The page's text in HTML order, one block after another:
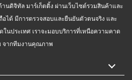
ดิจิทัล มาร์เก็ตติ้ง ผ่านเว็บไซต์รวมสินค้าและ
อได้ มีการตรวจสอบและยืนยันตัวตนจริง และ
นประเทศ เราจะมอบบริการที่เหนือความคาด
จากทีมงานคุณภาพ